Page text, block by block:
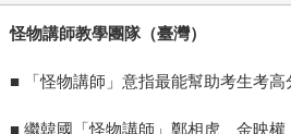
怪物講師教學團隊（臺灣）
■ 「怪物講師」意指最能幫助考生考高
■ 繼韓國「怪物講師」鄭相虎、金映